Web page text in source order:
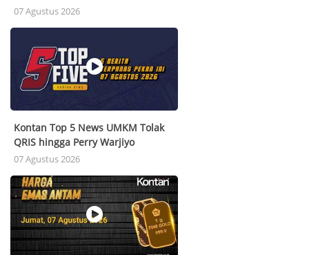
07 Agustus 2026
Kontan Top 5 News UMKM Tolak
QRIS hingga Perry Warjiyo
Mundur dari BI
07 Agustus 2026